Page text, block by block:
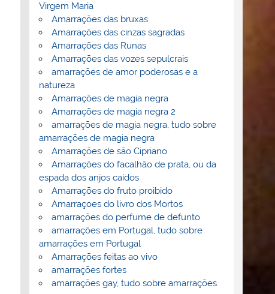
Virgem Maria
Amarrações das bruxas
Amarrações das cinzas sagradas
Amarrações das Runas
Amarrações das vozes sepulcrais
amarrações de amor poderosas e a
natureza
Amarrações de magia negra
Amarrações de magia negra 2
amarrações de magia negra, tudo sobre
amarrações de magia negra
Amarrações de são Cipriano
Amarrações do facalhão de prata, ou da
espada dos anjos caídos
Amarrações do fruto proibido
Amarraçoes do livro dos Mortos
amarrações do perfume de defunto
amarrações em Portugal, tudo sobre
amarrações em Portugal
Amarrações feitas ao vivo
amarrações fortes
amarrações gay, tudo sobre amarrações